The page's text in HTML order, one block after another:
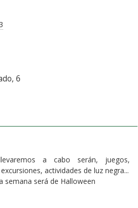
6
a cabo serán, juegos,
actividades de luz negra...
semana será de Halloween